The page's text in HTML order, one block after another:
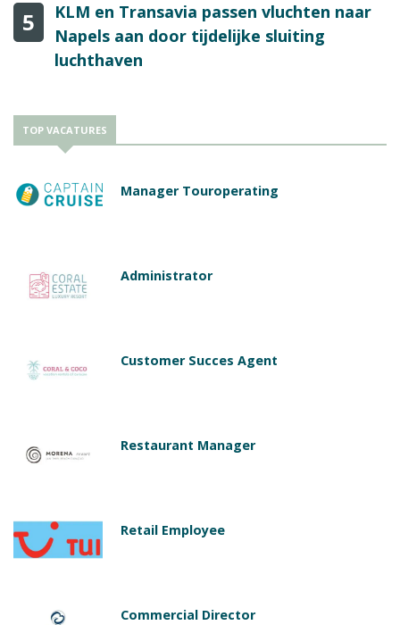
5
KLM en Transavia passen vluchten naar
Napels aan door tijdelijke sluiting
luchthaven
TOP VACATURES
Manager Touroperating
Administrator
Customer Succes Agent
Restaurant Manager
Retail Employee
Commercial Director